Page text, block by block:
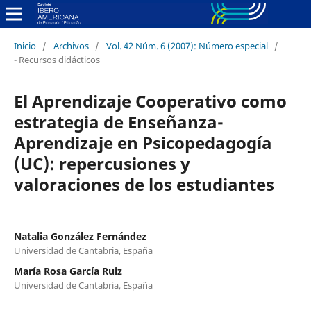
Inicio / Archivos / Vol. 42 Núm. 6 (2007): Número especial /
- Recursos didácticos
El Aprendizaje Cooperativo como
estrategia de Enseñanza-
Aprendizaje en Psicopedagogía
(UC): repercusiones y
valoraciones de los estudiantes
Natalia González Fernández
Universidad de Cantabria, España
María Rosa García Ruiz
Universidad de Cantabria, España